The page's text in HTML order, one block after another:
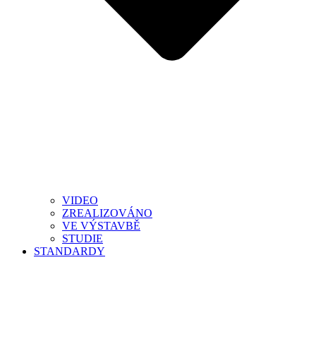
VIDEO
ZREALIZOVÁNO
VE VÝSTAVBĚ
STUDIE
STANDARDY